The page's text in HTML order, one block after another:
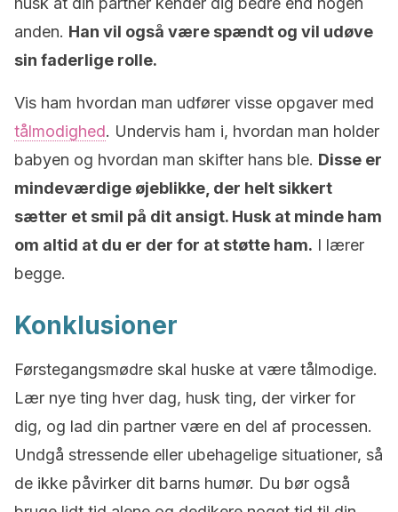
anden. Han vil også være spændt og vil udøve
sin faderlige rolle.
Vis ham hvordan man udfører visse opgaver med
tålmodighed. Undervis ham i, hvordan man holder
babyen og hvordan man skifter hans ble. Disse er
mindeværdige øjeblikke, der helt sikkert
sætter et smil på dit ansigt. Husk at minde ham
om altid at du er der for at støtte ham. I lærer
begge.
Konklusioner
Førstegangsmødre skal huske at være tålmodige.
Lær nye ting hver dag, husk ting, der virker for
dig, og lad din partner være en del af processen.
Undgå stressende eller ubehagelige situationer, så
de ikke påvirker dit barns humør. Du bør også